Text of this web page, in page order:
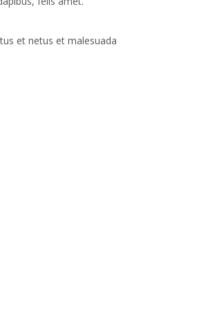
et netus et malesuada